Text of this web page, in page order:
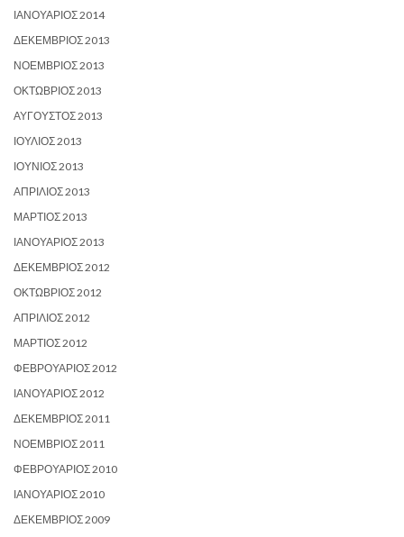
ΙΑΝΟΥΆΡΙΟΣ 2014
ΔΕΚΈΜΒΡΙΟΣ 2013
ΝΟΈΜΒΡΙΟΣ 2013
ΟΚΤΏΒΡΙΟΣ 2013
ΑΎΓΟΥΣΤΟΣ 2013
ΙΟΎΛΙΟΣ 2013
ΙΟΎΝΙΟΣ 2013
ΑΠΡΊΛΙΟΣ 2013
ΜΆΡΤΙΟΣ 2013
ΙΑΝΟΥΆΡΙΟΣ 2013
ΔΕΚΈΜΒΡΙΟΣ 2012
ΟΚΤΏΒΡΙΟΣ 2012
ΑΠΡΊΛΙΟΣ 2012
ΜΆΡΤΙΟΣ 2012
ΦΕΒΡΟΥΆΡΙΟΣ 2012
ΙΑΝΟΥΆΡΙΟΣ 2012
ΔΕΚΈΜΒΡΙΟΣ 2011
ΝΟΈΜΒΡΙΟΣ 2011
ΦΕΒΡΟΥΆΡΙΟΣ 2010
ΙΑΝΟΥΆΡΙΟΣ 2010
ΔΕΚΈΜΒΡΙΟΣ 2009